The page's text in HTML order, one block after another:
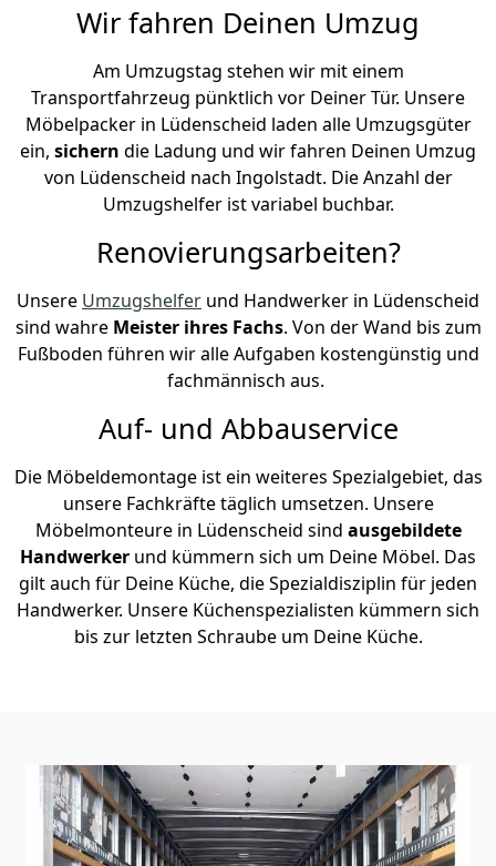
Wir fahren Deinen Umzug
Am Umzugstag stehen wir mit einem
Transportfahrzeug pünktlich vor Deiner Tür. Unsere
Möbelpacker in Lüdenscheid laden alle Umzugsgüter
ein, sichern die Ladung und wir fahren Deinen Umzug
von Lüdenscheid nach Ingolstadt. Die Anzahl der
Umzugshelfer ist variabel buchbar.
Renovierungsarbeiten?
Unsere Umzugshelfer und Handwerker in Lüdenscheid
sind wahre Meister ihres Fachs. Von der Wand bis zum
Fußboden führen wir alle Aufgaben kostengünstig und
fachmännisch aus.
Auf- und Abbauservice
Die Möbeldemontage ist ein weiteres Spezialgebiet, das
unsere Fachkräfte täglich umsetzen. Unsere
Möbelmonteure in Lüdenscheid sind ausgebildete
Handwerker und kümmern sich um Deine Möbel. Das
gilt auch für Deine Küche, die Spezialdisziplin für jeden
Handwerker. Unsere Küchenspezialisten kümmern sich
bis zur letzten Schraube um Deine Küche.